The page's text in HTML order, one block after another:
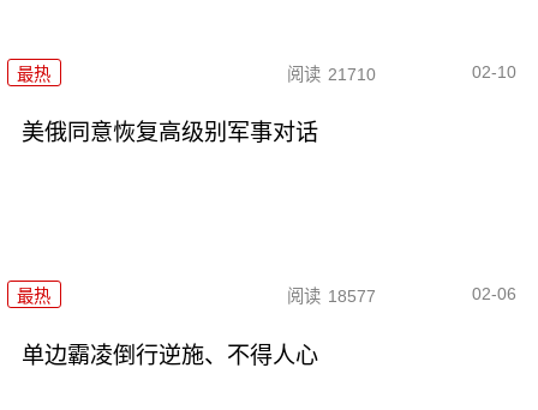
最热 阅读 21710 02-10
美俄同意恢复高级别军事对话
最热 阅读 18577 02-06
单边霸凌倒行逆施、不得人心